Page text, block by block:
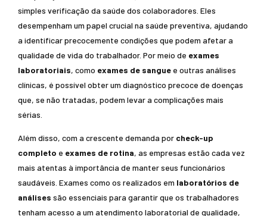
simples verificação da saúde dos colaboradores. Eles
desempenham um papel crucial na saúde preventiva, ajudando
a identificar precocemente condições que podem afetar a
qualidade de vida do trabalhador. Por meio de exames
laboratoriais, como exames de sangue e outras análises
clínicas, é possível obter um diagnóstico precoce de doenças
que, se não tratadas, podem levar a complicações mais
sérias.
Além disso, com a crescente demanda por check-up
completo e exames de rotina, as empresas estão cada vez
mais atentas à importância de manter seus funcionários
saudáveis. Exames como os realizados em laboratórios de
análises são essenciais para garantir que os trabalhadores
tenham acesso a um atendimento laboratorial de qualidade,